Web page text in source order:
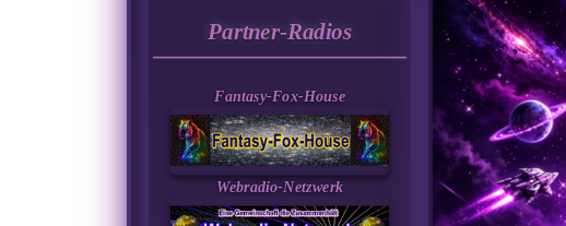
Partner-Radios
Fantasy-Fox-House
Webradio-Netzwerk